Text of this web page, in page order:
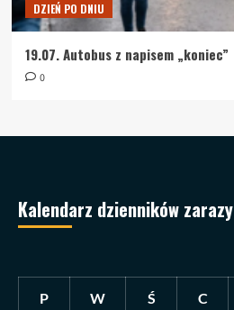
DZIEŃ PO DNIU
19.07. Autobus z napisem „koniec”
0
Kalendarz dzienników zarazy
P W Ś C